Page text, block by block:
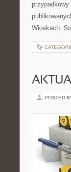
Wioskach.
POSTED